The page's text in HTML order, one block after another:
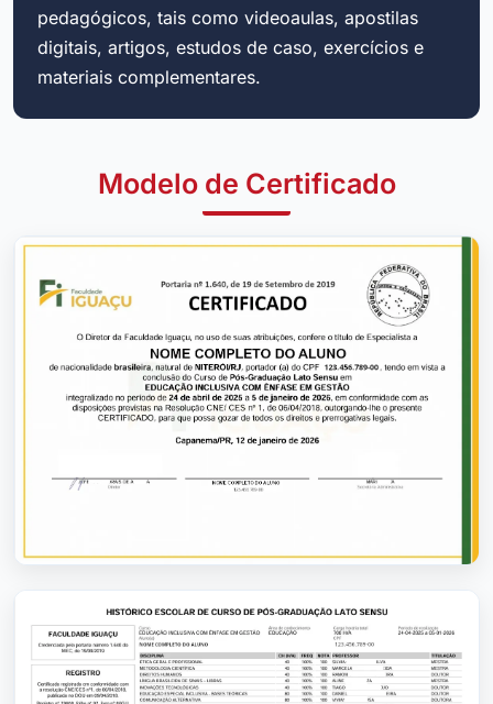
pedagógicos, tais como videoaulas, apostilas
digitais, artigos, estudos de caso, exercícios e
materiais complementares.
Modelo de Certificado